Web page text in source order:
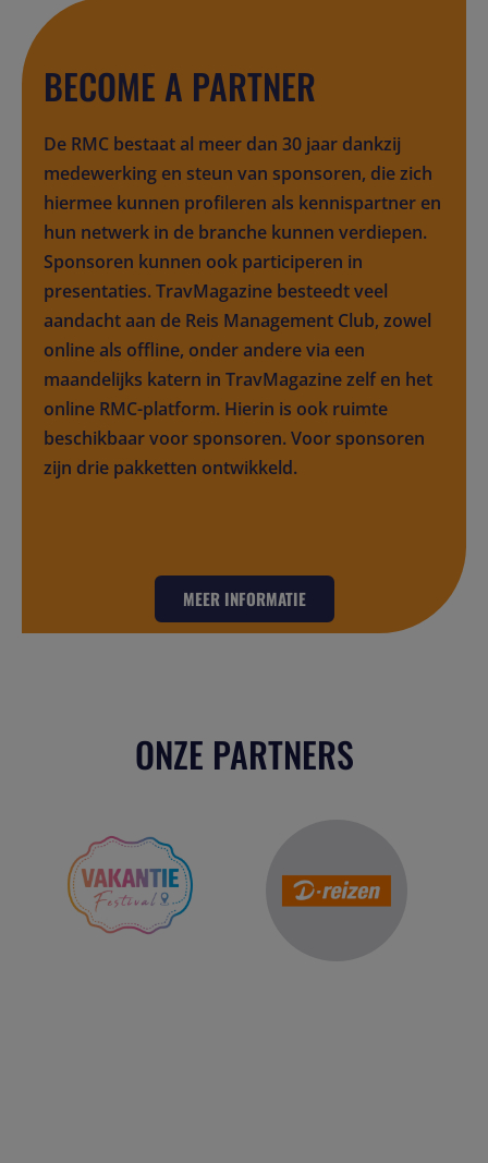
BECOME A PARTNER
De RMC bestaat al meer dan 30 jaar dankzij
medewerking en steun van sponsoren, die zich
hiermee kunnen profileren als kennispartner en
hun netwerk in de branche kunnen verdiepen.
Sponsoren kunnen ook participeren in
presentaties. TravMagazine besteedt veel
aandacht aan de Reis Management Club, zowel
online als offline, onder andere via een
maandelijks katern in TravMagazine zelf en het
online RMC-platform. Hierin is ook ruimte
beschikbaar voor sponsoren. Voor sponsoren
zijn drie pakketten ontwikkeld.
MEER INFORMATIE
ONZE PARTNERS